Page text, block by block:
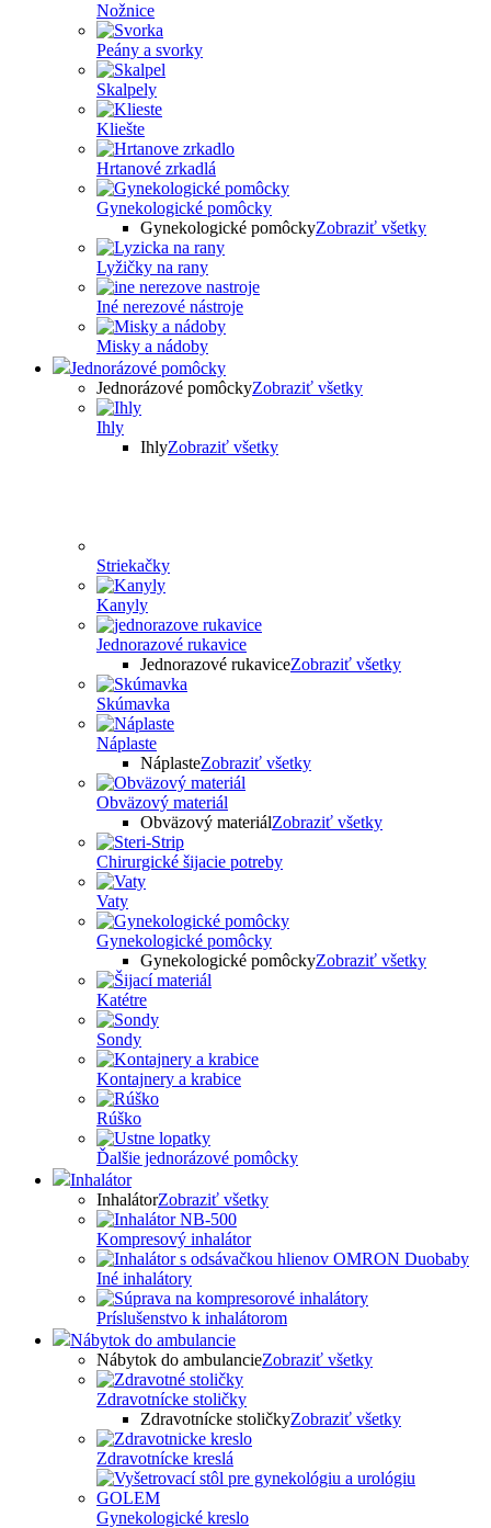
Nožnice
Peány a svorky
Skalpely
Kliešte
Hrtanové zrkadlá
Gynekologické pomôcky
Gynekologické pomôckyZobraziť všetky
Lyžičky na rany
Iné nerezové nástroje
Misky a nádoby
Jednorázové pomôcky
Jednorázové pomôckyZobraziť všetky
Ihly
IhlyZobraziť všetky
Striekačky
Kanyly
Jednorazové rukavice
Jednorazové rukaviceZobraziť všetky
Skúmavka
Náplaste
NáplasteZobraziť všetky
Obväzový materiál
Obväzový materiálZobraziť všetky
Chirurgické šijacie potreby
Vaty
Gynekologické pomôcky
Gynekologické pomôckyZobraziť všetky
Katétre
Sondy
Kontajnery a krabice
Rúško
Ďalšie jednorázové pomôcky
Inhalátor
InhalátorZobraziť všetky
Kompresový inhalátor
Iné inhalátory
Príslušenstvo k inhalátorom
Nábytok do ambulancie
Nábytok do ambulancieZobraziť všetky
Zdravotnícke stoličky
Zdravotnícke stoličkyZobraziť všetky
Zdravotnícke kreslá
Gynekologické kreslo